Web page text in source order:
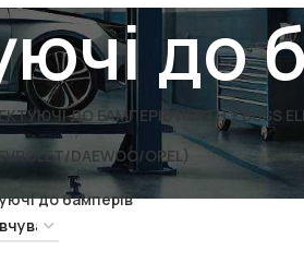
до
ДО БАМПЕРІВ HERTH + BUSS
DAEWOO/OPEL)
до бамперів